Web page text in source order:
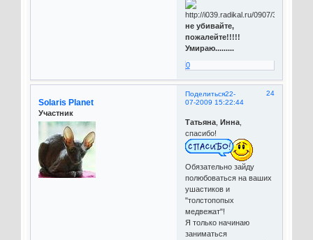
не убивайте,
пожалейте!!!!!
Умираю.........
0
Поделиться 24
22-
07-2009 15:22:44
Solaris Planet
Участник
Татьяна, Инна,
спасибо!
Обязательно зайду
полюбоваться на ваших
ушастиков и
"толстопопых
медвежат"!
Я только начинаю
заниматься